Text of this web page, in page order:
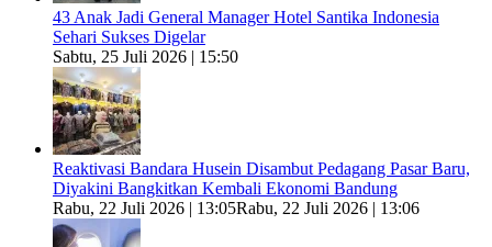
43 Anak Jadi General Manager Hotel Santika Indonesia
Sehari Sukses Digelar
Sabtu, 25 Juli 2026 | 15:50
Reaktivasi Bandara Husein Disambut Pedagang Pasar Baru,
Diyakini Bangkitkan Kembali Ekonomi Bandung
Rabu, 22 Juli 2026 | 13:05Rabu, 22 Juli 2026 | 13:06